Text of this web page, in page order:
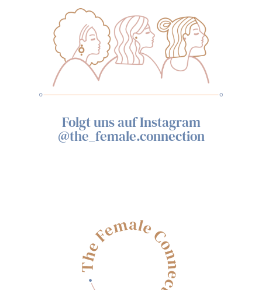
Folgt uns auf Instagram
@the_female.connection